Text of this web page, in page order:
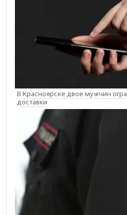
В Красноярске двое мужчин
доставки